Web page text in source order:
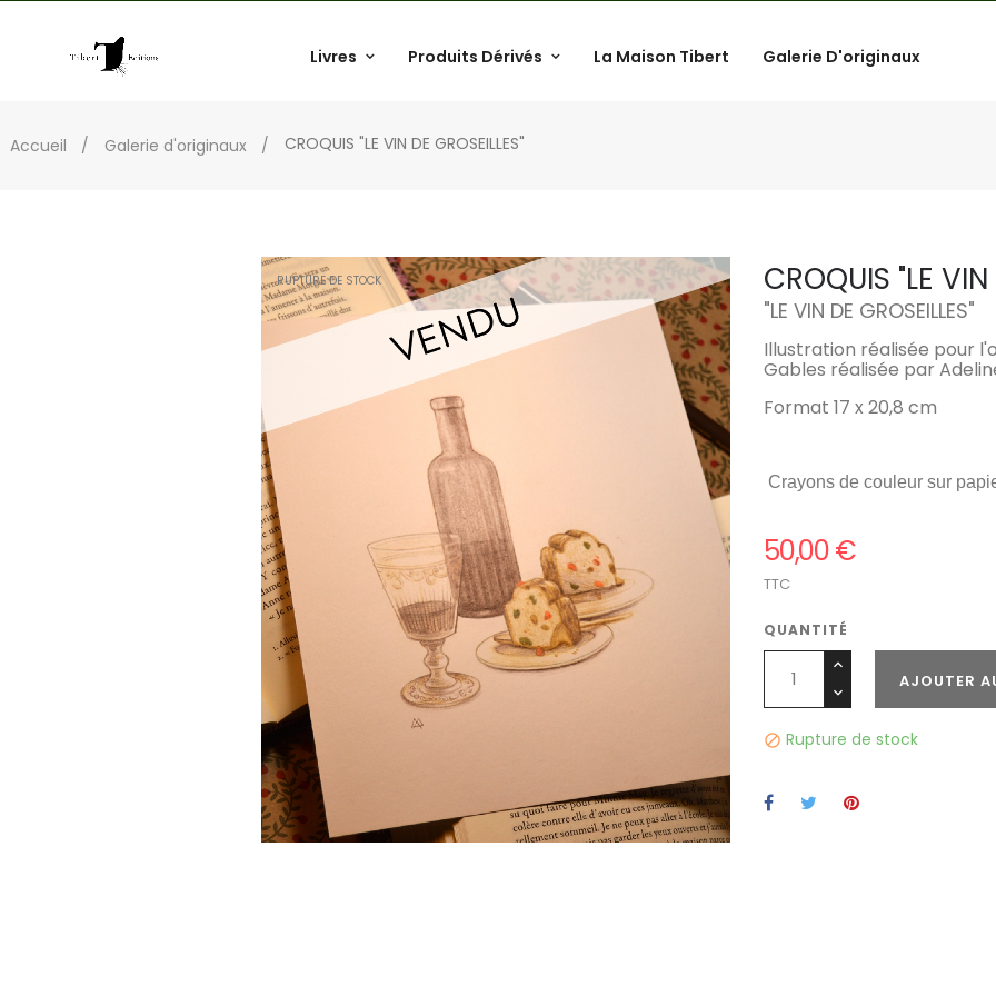
Livres Produits Dérivés La Maison Tibert Galerie D'originaux
Accueil Galerie d'originaux CROQUIS "LE VIN DE GROSEILLES"
RUPTURE DE STOCK CROQUIS "LE VIN
"LE VIN DE GROSEILLES"
Illustration réalisée pour
Gables réalisée par
Format 17 x 20,8 cm
Crayons de couleur sur
50,00 €
TTC
QUANTITÉ
AJOUTER
 Rupture de stock